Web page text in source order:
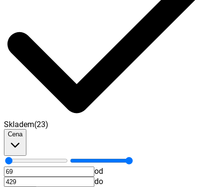
Skladem(23)
Cena
od
do